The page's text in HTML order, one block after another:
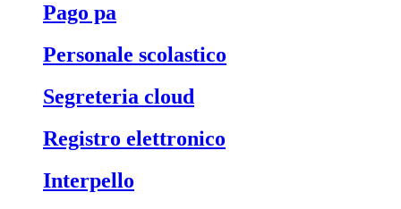
pago pa
personale scolastico
segreteria cloud
registro elettronico
interpello